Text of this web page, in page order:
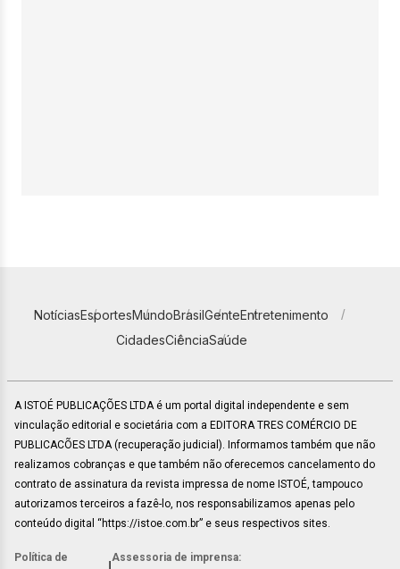
NotíciasEsportesMundoBrasilGenteEntretenimento
CidadesCiênciaSaúde
A ISTOÉ PUBLICAÇÕES LTDA é um portal digital independente e sem
vinculação editorial e societária com a EDITORA TRES COMÉRCIO DE
PUBLICACÕES LTDA (recuperação judicial). Informamos também que não
realizamos cobranças e que também não oferecemos cancelamento do
contrato de assinatura da revista impressa de nome ISTOÉ, tampouco
autorizamos terceiros a fazê-lo, nos responsabilizamos apenas pelo
conteúdo digital “https://istoe.com.br” e seus respectivos sites.
Política de Assessoria de imprensa: